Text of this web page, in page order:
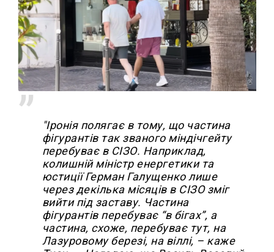
"Іронія полягає в тому, що частина
фігурантів так званого міндічгейту
перебуває в СІЗО. Наприклад,
колишній міністр енергетики та
юстиції Герман Галущенко лише
через декілька місяців в СІЗО зміг
вийти під заставу. Частина
фігурантів перебуває “в бігах”, а
частина, схоже, перебуває тут, на
Лазуровому березі, на віллі, – каже